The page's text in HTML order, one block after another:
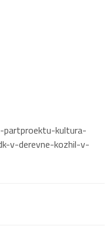
kultura-
v-derevne-kozhil-v-